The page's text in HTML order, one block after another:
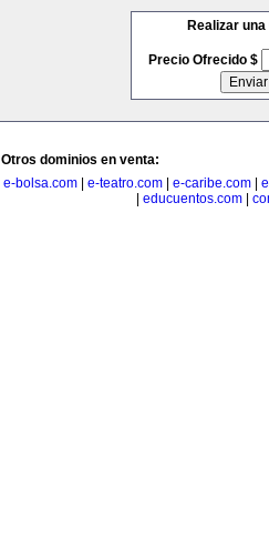
Realizar
Precio Ofrecido $
Otros dominios en venta:
e-bolsa.com| e-teatro.com| e-caribe.com|
educuentos.com